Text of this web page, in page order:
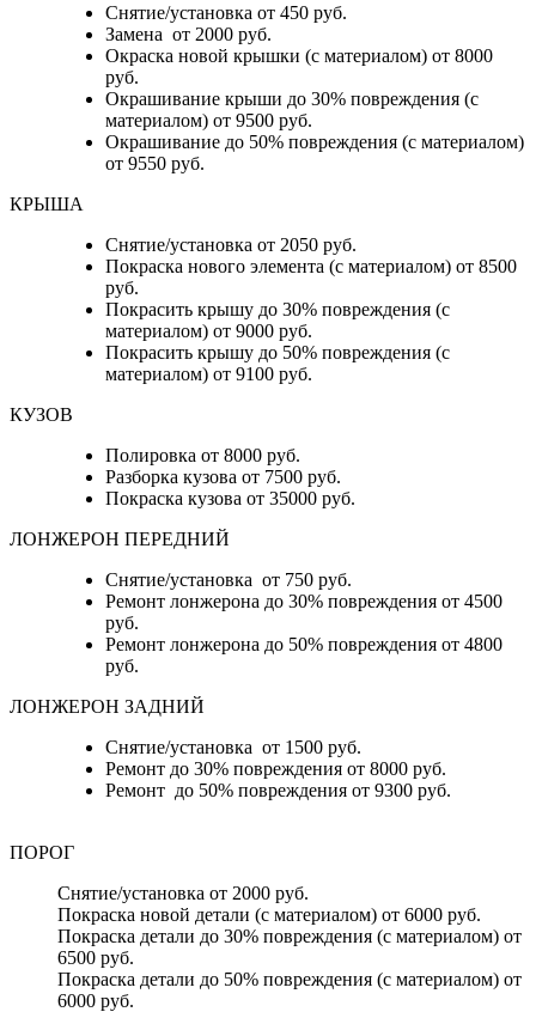
Снятие/установка от 450 руб.
Замена от 2000 руб.
Окраска новой крышки (с материалом) от 8000
руб.
Окрашивание крыши до 30% повреждения (с
материалом) от 9500 руб.
Окрашивание до 50% повреждения (с материалом)
от 9550 руб.
КРЫША
Снятие/установка от 2050 руб.
Покраска нового элемента (с материалом) от 8500
руб.
Покрасить крышу до 30% повреждения (с
материалом) от 9000 руб.
Покрасить крышу до 50% повреждения (с
материалом) от 9100 руб.
КУЗОВ
Полировка от 8000 руб.
Разборка кузова от 7500 руб.
Покраска кузова от 35000 руб.
ЛОНЖЕРОН ПЕРЕДНИЙ
Снятие/установка от 750 руб.
Ремонт лонжерона до 30% повреждения от 4500
руб.
Ремонт лонжерона до 50% повреждения от 4800
руб.
ЛОНЖЕРОН ЗАДНИЙ
Снятие/установка от 1500 руб.
Ремонт до 30% повреждения от 8000 руб.
Ремонт до 50% повреждения от 9300 руб.
ПОРОГ
Снятие/установка от 2000 руб.
Покраска новой детали (с материалом) от 6000 руб.
Покраска детали до 30% повреждения (с материалом) от
6500 руб.
Покраска детали до 50% повреждения (с материалом) от
6000 руб.